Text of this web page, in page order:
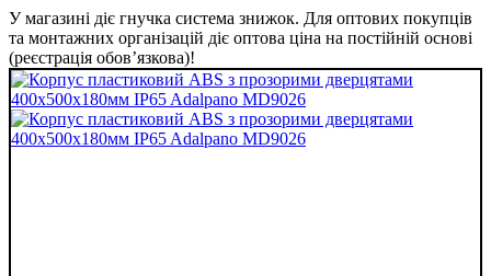
У магазині діє гнучка система знижок. Для оптових покупців
та монтажних організацій діє оптова ціна на постійній основі
(реєстрація обов’язкова)!